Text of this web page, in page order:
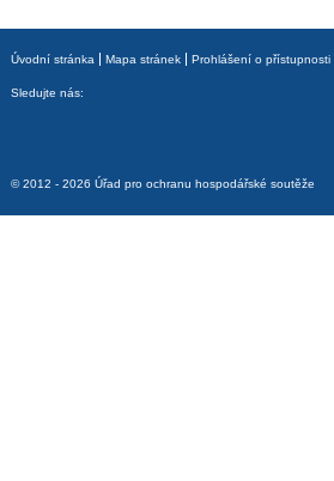
Úvodní stránka Mapa stránek Prohlášení o přístupnosti
Sledujte nás:
© 2012 - 2026 Úřad pro ochranu hospodářské soutěže